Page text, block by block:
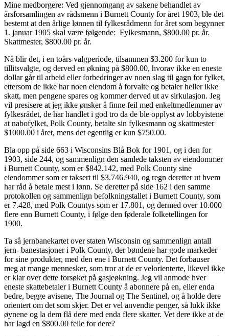
Mine medborgere: Ved gjennomgang av sakene behandlet av
årsforsamlingen av rådsmenn i Burnett County for året 1903, ble det
bestemt at den årlige lønnen til fylkesrådmenn for året som begynner
1. januar 1905 skal være følgende: Fylkesmann, $800.00 pr. år.
Skattmester, $800.00 pr. år.
Nå blir det, i en toårs valgperiode, tilsammen $3.200 for kun to
tillitsvalgte, og derved en økning på $800.00, hvorav ikke en eneste
dollar går til arbeid eller forbedringer av noen slag til gagn for fylket,
ettersom de ikke har noen eiendom å forvalte og betaler heller ikke
skatt, men pengene spares og kommer derved ut av sirkulasjon. Jeg
vil presisere at jeg ikke ønsker å finne feil med enkeltmedlemmer av
fylkesrådet, de har handlet i god tro da de ble opplyst av lobbyistene
at nabofylket, Polk County, betalte sin fylkesmann og skattmester
$1000.00 i året, mens det egentlig er kun $750.00.
Bla opp på side 663 i Wisconsins Blå Bok for 1901, og i den for
1903, side 244, og sammenlign den samlede taksten av eiendommer
i Burnett County, som er $842.142, med Polk County sine
eiendommer som er taksert til $3.746.940, og regn deretter ut hvem
har råd å betale mest i lønn. Se deretter på side 162 i den samme
protokollen og sammenlign befolkningstallet i Burnett County, som
er 7.428, med Polk Countys som er 17.801, og dermed over 10.000
flere enn Burnett County, i følge den føderale folketellingen for
1900.
Ta så jernbanekartet over staten Wisconsin og sammenlign antall
jern- banestasjoner i Polk County, der bøndene har gode markeder
for sine produkter, med den ene i Burnett County. Det forbauser
meg at mange mennesker, som tror at de er velorienterte, likevel ikke
er klar over dette forsøket på gasjeøkning. Jeg vil anmode hver
eneste skattebetaler i Burnett County å abonnere på en, eller enda
bedre, begge avisene, The Journal og The Sentinel, og å holde dere
orientert om det som skjer. Det er vel anvendte penger, så lukk ikke
øynene og la dem flå dere med enda flere skatter. Vet dere ikke at de
har lagd en $800.00 felle for dere?